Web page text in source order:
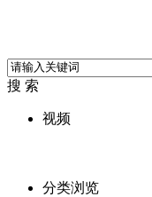
搜 索
视频
分类浏览